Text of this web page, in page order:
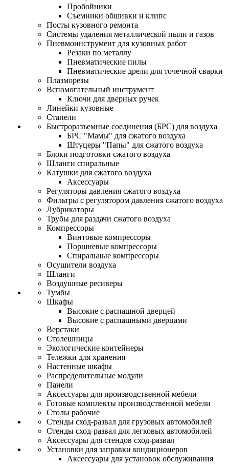
Пробойники
Съемники обшивки и клипс
Посты кузовного ремонта
Системы удаления металлической пыли и газов
Пневмоинструмент для кузовных работ
Резаки по металлу
Пневматические пилы
Пневматические дрели для точечной сварки
Плазморезы
Вспомогательный инструмент
Ключи для дверных ручек
Линейки кузовные
Стапели
Быстроразъемные соединения (БРС) для воздуха
БРС "Мамы" для сжатого воздуха
Штуцеры "Папы" для сжатого воздуха
Блоки подготовки сжатого воздуха
Шланги спиральные
Катушки для сжатого воздуха
Аксессуары
Регуляторы давления сжатого воздуха
Фильтры с регулятором давления сжатого воздуха
Лубрикаторы
Трубы для раздачи сжатого воздуха
Компрессоры
Винтовые компрессоры
Поршневые компрессоры
Спиральные компрессоры
Осушители воздуха
Шланги
Воздушные ресиверы
Тумбы
Шкафы
Высокие с распашной дверцей
Высокие с распашными дверцами
Верстаки
Столешницы
Экологические контейнеры
Тележки для хранения
Настенные шкафы
Распределительные модули
Панели
Аксессуары для производственной мебели
Готовые комплекты производственной мебели
Столы рабочие
Стенды сход-развал для грузовых автомобилей
Стенды сход-развал для легковых автомобилей
Аксессуары для стендов сход-развал
Установки для заправки кондиционеров
Аксессуары для установок обслуживания